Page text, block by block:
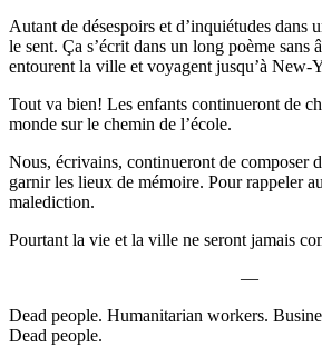
Autant de désespoirs et d’inquiétudes dans
le sent. Ça s’écrit dans un long poème sans
entourent la ville et voyagent jusqu’à New-
Tout va bien! Les enfants continueront de
monde sur le chemin de l’école.
Nous, écrivains, continueront de composer
garnir les lieux de mémoire. Pour rappeler
malediction.
Pourtant la vie et la ville ne seront jamais
—
Dead people. Humanitarian workers.
Dead people.